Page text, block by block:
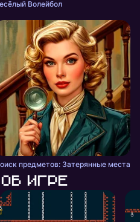
Волейбол
предметов: Затерянные места
Об игре